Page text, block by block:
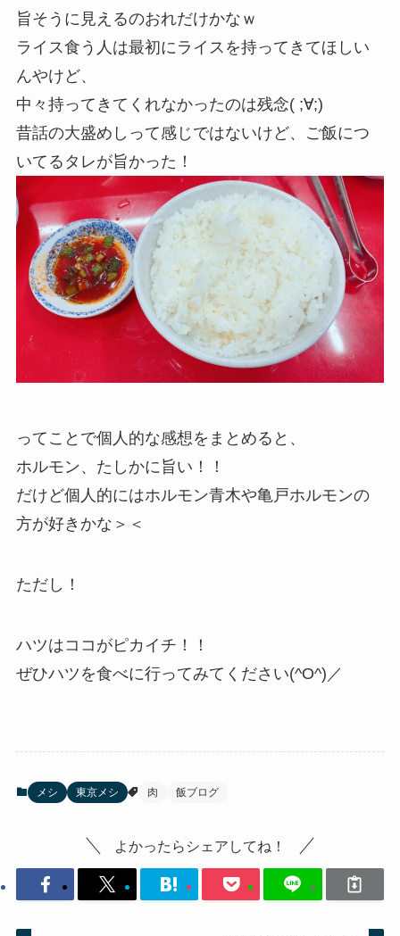
旨そうに見えるのおれだけかなｗ
ライス食う人は最初にライスを持ってきてほしい
んやけど、
中々持ってきてくれなかったのは残念( ;∀;)
昔話の大盛めしって感じではないけど、ご飯につ
いてるタレが旨かった！
ってことで個人的な感想をまとめると、
ホルモン、たしかに旨い！！
だけど個人的にはホルモン青木や亀戸ホルモンの
方が好きかな＞＜
ただし！
ハツはココがピカイチ！！
ぜひハツを食べに行ってみてください(^O^)／
メシ 東京メシ 肉 飯ブログ
よかったらシェアしてね！